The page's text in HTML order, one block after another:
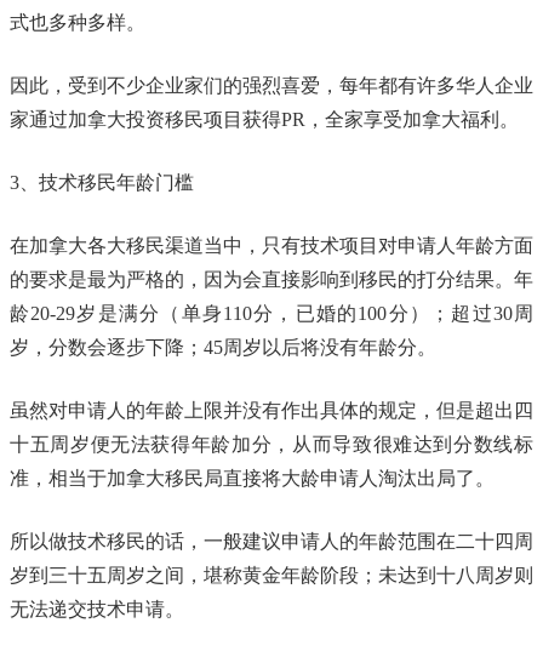
式也多种多样。
因此，受到不少企业家们的强烈喜爱，每年都有许多华人企业
家通过加拿大投资移民项目获得PR，全家享受加拿大福利。
3、技术移民年龄门槛
在加拿大各大移民渠道当中，只有技术项目对申请人年龄方面
的要求是最为严格的，因为会直接影响到移民的打分结果。年
龄20-29岁是满分（单身110分，已婚的100分）；超过30周
岁，分数会逐步下降；45周岁以后将没有年龄分。
虽然对申请人的年龄上限并没有作出具体的规定，但是超出四
十五周岁便无法获得年龄加分，从而导致很难达到分数线标
准，相当于加拿大移民局直接将大龄申请人淘汰出局了。
所以做技术移民的话，一般建议申请人的年龄范围在二十四周
岁到三十五周岁之间，堪称黄金年龄阶段；未达到十八周岁则
无法递交技术申请。